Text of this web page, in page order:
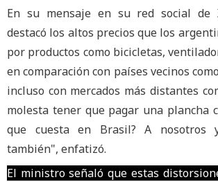
En su mensaje en su red social de
destacó los altos precios que los
por productos como bicicletas,
en comparación con países vecinos
incluso con mercados más distantes
molesta tener que pagar una plancha
que cuesta en Brasil? A nosotros
también", enfatizó.
El ministro señaló que estas